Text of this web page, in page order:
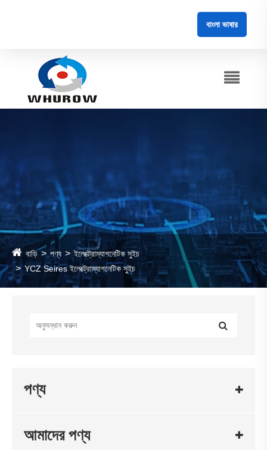
বাংলা ভাষার
বাড়ি পণ্য
ইলেক্ট্রোম্যাগনেটিক সুইচ
YCZ Seires ইলেক্ট্রোম্যাগনেটিক সুইচ
পণ্য
আমাদের পণ্য